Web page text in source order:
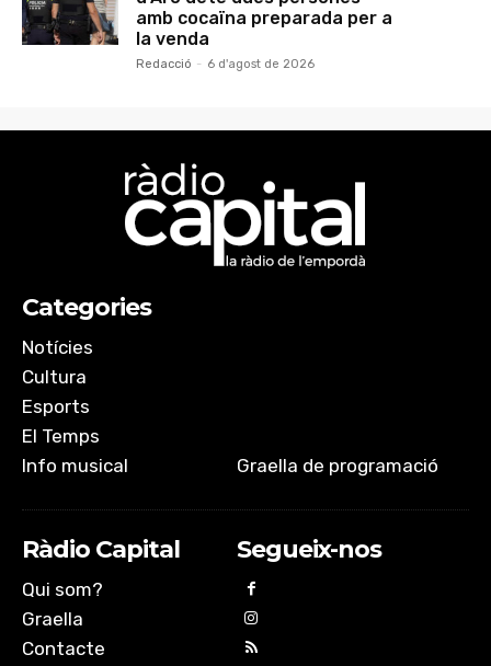
amb cocaïna preparada per a
la venda
Redacció - 6 d'agost de 2026
Categories
Notícies
Cultura
Esports
El Temps
Info musical
Graella de programació
Ràdio Capital
Qui som?
Graella
Contacte
Segueix-nos